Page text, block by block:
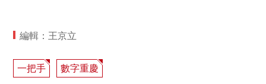
編輯：王京立
一把手 數字重慶